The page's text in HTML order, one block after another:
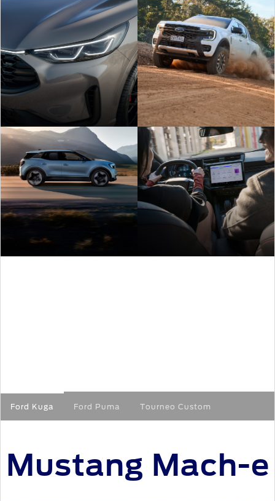
Ford Kuga Ford Puma Tourneo Custom
Mustang Mach-e